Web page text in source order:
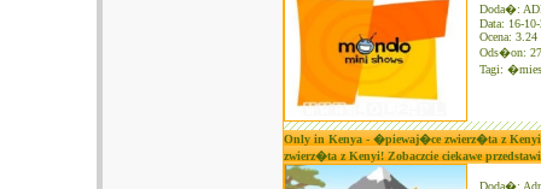
Doda�:
Data: 16-
Ocena: 3.24
Ods�on:
Tagi:
Only in Kenya - �piewaj�ce zwierz�ta z
zwierz�ta z Kenyi! Zobaczcie ciekawe
Doda�: